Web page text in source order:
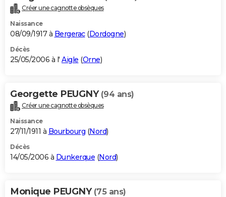
Créer une cagnotte obsèques
Naissance
08/09/1917 à Bergerac(Dordogne)
Décès
25/05/2006 à l' Aigle (Orne)
Georgette PEUGNY (94 ans)
Créer une cagnotte obsèques
Naissance
27/11/1911 à Bourbourg (Nord)
Décès
14/05/2006 à Dunkerque (Nord)
Monique PEUGNY (75 ans)